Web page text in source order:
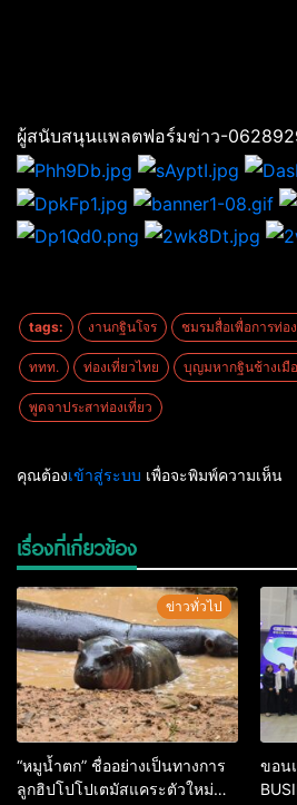
ผู้สนับสนุนแพลตฟอร์มข่าว-
tags: งานกฐินโจร ชมรมสื่อเพื่อการท่อ
ททท. ท่องเที่ยวไทย บุญมหากฐินช้างเมื
พูดจาประสาท่องเที่ยว
คุณต้องเข้าสู่ระบบ เพื่อจะพิมพ์ความเห็น
เรื่องที่เกี่ยวข้อง
ข่าวทั่วไป
“หมูน้ำตก” ชื่ออย่างเป็นทางการ
ลูกฮิปโปโปเตมัสแคระตัวใหม่
ขอน